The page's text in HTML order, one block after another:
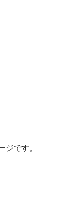
ジです。